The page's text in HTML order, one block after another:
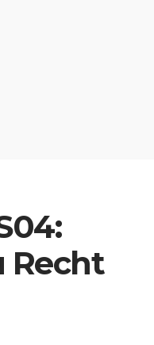
Recht